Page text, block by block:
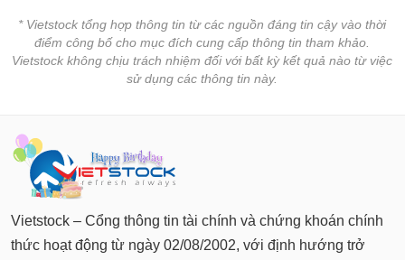
* Vietstock tổng hợp thông tin từ các nguồn đáng tin cậy vào thời
điểm công bố cho mục đích cung cấp thông tin tham khảo.
Vietstock không chịu trách nhiệm đối với bất kỳ kết quả nào từ việc
sử dụng các thông tin này.
Vietstock – Cổng thông tin tài chính và chứng khoán chính
thức hoạt động từ ngày 02/08/2002, với định hướng trở